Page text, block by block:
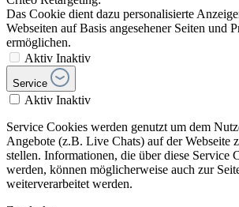
Service Cookies werden genutzt um dem
Angebote (z.B. Live Chats) auf der Webseite
stellen. Informationen, die über diese Service
werden, können möglicherweise auch zur
weiterverarbeitet werden.
Zendesk:
Zendesk stellt einen Live Chat für
Über das Cookie wird die Funktion der
Seitenaufrufe hinweg sicher gestellt.
Aktiv Inaktiv
Userlike:
Userlike stellt einen Live Chat für